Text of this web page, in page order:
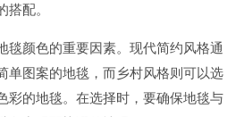
配。
毯颜色的重要因素。现代简约风格通
单图案的地毯，而乡村风格则可以选
彩的地毯。在选择时，要确保地毯与